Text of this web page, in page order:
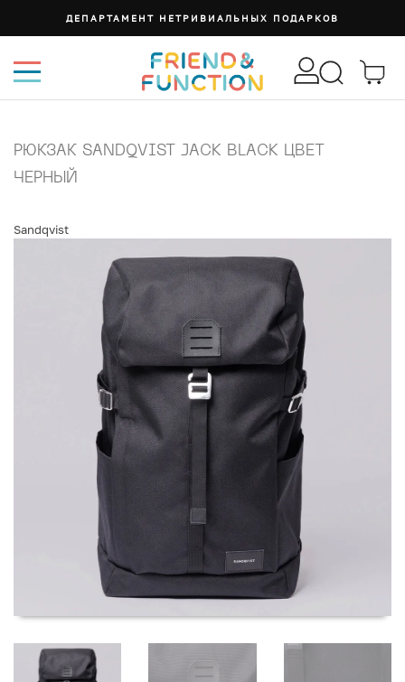
ДЕПАРТАМЕНТ НЕТРИВИАЛЬНЫХ ПОДАРКОВ
РЮКЗАК SANDQVIST JACK BLACK ЦВЕТ
ЧЕРНЫЙ
Sandqvist